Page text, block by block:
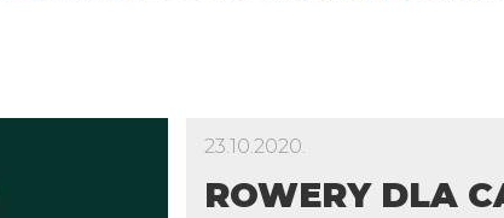
23.10.2020.
ROWERY DLA